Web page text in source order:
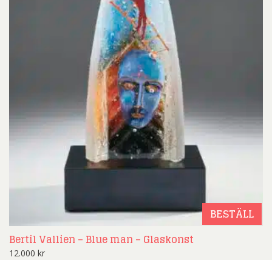
BESTÄLL
Bertil Vallien – Blue man – Glaskonst
12.000 kr